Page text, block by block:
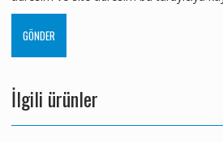
İlgili ürünler